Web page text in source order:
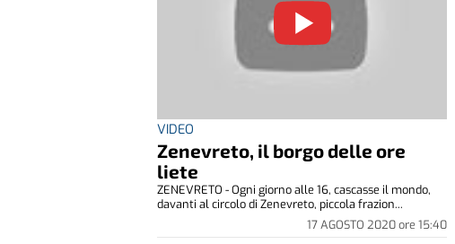
VIDEO
Zenevreto, il borgo delle ore
liete
17 AGOSTO 2020ore 15:40
ZENEVRETO - Ogni giorno alle 16, cascasse il mondo,
davanti al circolo di Zenevreto, piccola frazion...